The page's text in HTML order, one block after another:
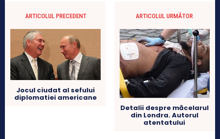
ARTICOLUL PRECEDENT
Jocul ciudat al sefului
diplomatiei americane
ARTICOLUL URMĂTOR
Detalii despre măcelarul
din Londra. Autorul
atentatului